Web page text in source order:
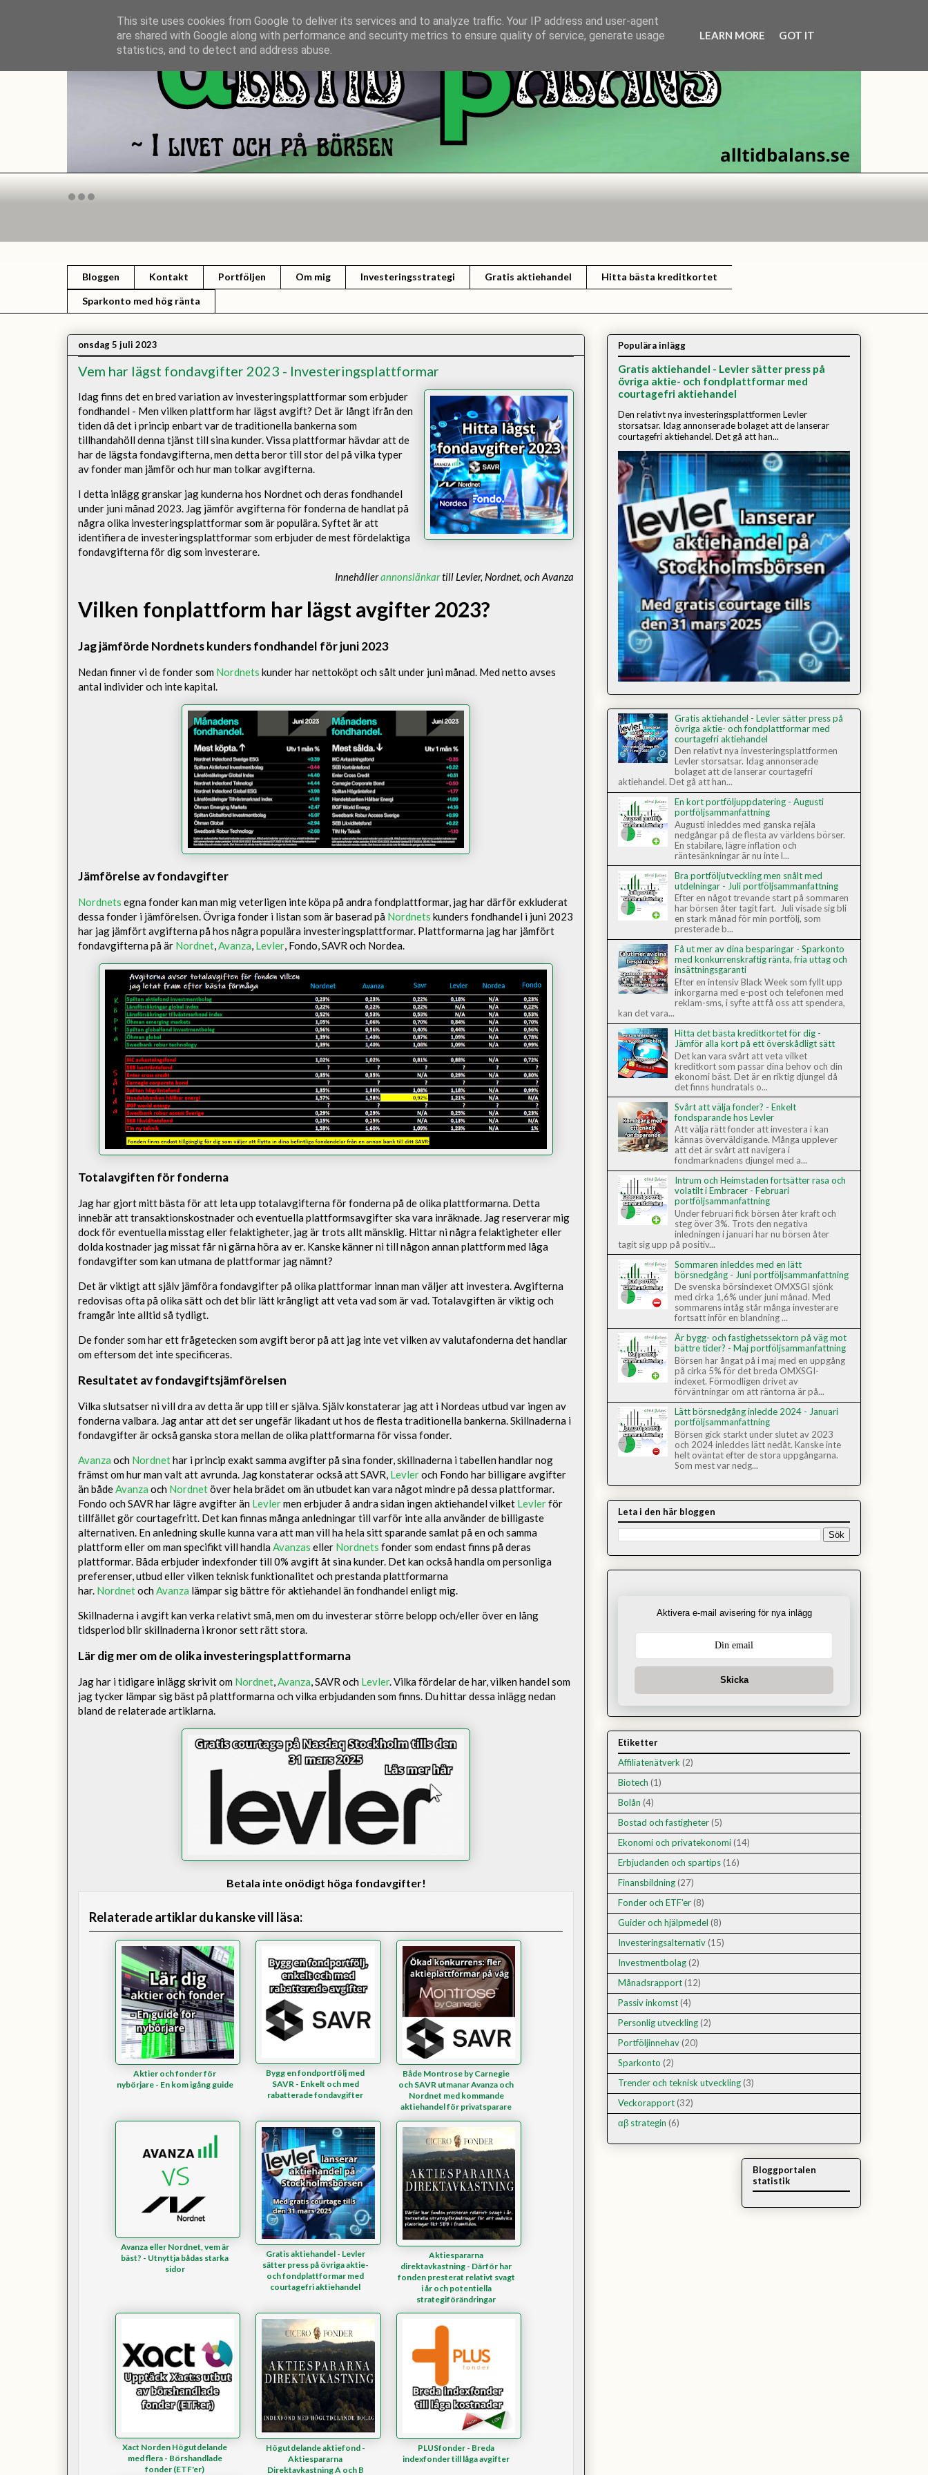
Bloggen Kontakt Portföljen Om mig Investeringsstrategi Gratis aktiehandel Hitta bästa kreditkortet
Sparkonto med hög ränta
onsdag 5 juli 2023
Vem har lägst fondavgifter 2023 - Investeringsplattformar
Idag finns det en bred variation av investeringsplattformar som erbjuder
fondhandel - Men vilken plattform har lägst avgift? Det är långt ifrån den
tiden då det i princip enbart var de traditionella bankerna som
tillhandahöll denna tjänst till sina kunder. Vissa plattformar hävdar att de
har de lägsta fondavgifterna, men detta beror till stor del på vilka typer
av fonder man jämför och hur man tolkar avgifterna.
I detta inlägg granskar jag kunderna hos Nordnet och deras fondhandel
under juni månad 2023. Jag jämför avgifterna för fonderna de handlat på
några olika investeringsplattformar som är populära. Syftet är att
identifiera de investeringsplattformar som erbjuder de mest fördelaktiga
fondavgifterna för dig som investerare.
Innehållerannonslänkartill Levler, Nordnet, och Avanza
Vilken fonplattform har lägst avgifter 2023?
Jag jämförde Nordnets kunders fondhandel för juni 2023
Nedan finner vi de fonder som Nordnets kunder har nettoköpt och sålt under juni månad. Med netto avses
antal individer och inte kapital.
Jämförelse av fondavgifter
Nordnets egna fonder kan man mig veterligen inte köpa på andra fondplattformar, jag har därför exkluderat
dessa fonder i jämförelsen. Övriga fonder i listan som är baserad på Nordnets kunders fondhandel i juni 2023
har jag jämfört avgifterna på hos några populära investeringsplattformar. Plattformarna jag har jämfört
fondavgifterna på är Nordnet Avanza Levler , Fondo, SAVR och Nordea.
Totalavgiften för fonderna
Jag har gjort mitt bästa för att leta upp totalavgifterna för fonderna på de olika plattformarna. Detta
innebär att transaktionskostnader och eventuella plattformsavgifter ska vara inräknade. Jag reserverar mig
dock för eventuella misstag eller felaktigheter, jag är trots allt mänsklig. Hittar ni några felaktigheter eller
dolda kostnader jag missat får ni gärna höra av er. Kanske känner ni till någon annan plattform med låga
fondavgifter som kan utmana de plattformar jag nämnt?
Det är viktigt att själv jämföra fondavgifter på olika plattformar innan man väljer att investera. Avgifterna
redovisas ofta på olika sätt och det blir lätt krångligt att veta vad som är vad. Totalavgiften är viktig och
framgår inte alltid så tydligt.
De fonder som har ett frågetecken som avgift beror på att jag inte vet vilken av valutafonderna det handlar
om eftersom det inte specificeras.
Resultatet av fondavgiftsjämförelsen
Vilka slutsatser ni vill dra av detta är upp till er själva. Själv konstaterar jag att i Nordeas utbud var ingen av
fonderna valbara. Jag antar att det ser ungefär likadant ut hos de flesta traditionella bankerna. Skillnaderna i
fondavgifter är också ganska stora mellan de olika plattformarna för vissa fonder.
Avanza och Nordnethar i princip exakt samma avgifter på sina fonder, skillnaderna i tabellen handlar nog
främst om hur man valt att avrunda. Jag konstaterar också att SAVR Levleroch Fondo har billigare avgifter
än både Avanza och Nordnetöver hela brädet om än utbudet kan vara något mindre på dessa plattformar.
Fondo och SAVR har lägre avgifter än Levlermen erbjuder å andra sidan ingen aktiehandel vilket Levlerför
tillfället gör courtagefritt. Det kan finnas många anledningar till varför inte alla använder de billigaste
alternativen. En anledning skulle kunna vara att man vill ha hela sitt sparande samlat på en och samma
plattform eller om man specifikt vill handla Avanzas eller Nordnets fonder som endast finns på deras
plattformar. Båda erbjuder indexfonder till 0% avgift åt sina kunder. Det kan också handla om personliga
preferenser, utbud eller vilken teknisk funktionalitet och prestanda plattformarna
har. Nordnetoch Avanza lämpar sig bättre för aktiehandel än fondhandel enligt mig.
Skillnaderna i avgift kan verka relativt små, men om du investerar större belopp och/eller över en lång
tidsperiod blir skillnaderna i kronor sett rätt stora.
Lär dig mer om de olika investeringsplattformarna
Jag har i tidigare inlägg skrivit om Nordnet Avanza , SAVR och Levler. Vilka fördelar de har, vilken handel som
jag tycker lämpar sig bäst på plattformarna och vilka erbjudanden som finns. Du hittar dessa inlägg nedan
bland de relaterade artiklarna.
Betala inte onödigt höga fondavgifter!
Relaterade artiklar du kanske vill läsa:
Aktier och fonder för
nybörjare - En kom igång guide
Bygg en fondportfölj med
SAVR - Enkelt och med
rabatterade fondavgifter
Både Montrose by Carnegie
och SAVR utmanar Avanza och
Nordnet med kommande
aktiehandel för privatsparare
Avanza eller Nordnet, vem är
bäst? - Utnyttja bådas starka
sidor
Gratis aktiehandel - Levler
sätter press på övriga aktie-
och fondplattformar med
courtagefri aktiehandel
Aktiespararna
direktavkastning - Därför har
fonden presterat relativt svagt
i år och potentiella
strategiförändringar
Xact Norden Högutdelande
med flera - Börshandlade
fonder (ETF'er)
Högutdelande aktiefond -
Aktiespararna
Direktavkastning A och B
PLUSfonder - Breda
indexfonder till låga avgifter
Populära inlägg
Gratis aktiehandel - Levler sätter press på
övriga aktie- och fondplattformar med
courtagefri aktiehandel
Den relativt nya investeringsplattformen Levler
storsatsar. Idag annonserade bolaget att de lanserar
courtagefri aktiehandel. Det gå att han...
Gratis aktiehandel - Levler sätter press på
övriga aktie- och fondplattformar med
courtagefri aktiehandel
Den relativt nya investeringsplattformen
Levler storsatsar. Idag annonserade
bolaget att de lanserar courtagefri
aktiehandel. Det gå att han...
En kort portföljuppdatering - Augusti
portföljsammanfattning
Augusti inleddes med ganska rejäla
nedgångar på de flesta av världens börser.
En stabilare, lägre inflation och
räntesänkningar är nu inte l...
Bra portföljutveckling men snålt med
utdelningar - Juli portföljsammanfattning
Efter en något trevande start på sommaren
har börsen åter tagit fart. Juli visade sig bli
en stark månad för min portfölj, som
presterade b...
Få ut mer av dina besparingar - Sparkonto
med konkurrenskraftig ränta, fria uttag och
insättningsgaranti
Efter en intensiv Black Week som fyllt upp
inkorgarna med e-post och telefonen med
reklam-sms, i syfte att få oss att spendera,
kan det vara...
Hitta det bästa kreditkortet för dig -
Jämför alla kort på ett överskådligt sätt
Det kan vara svårt att veta vilket
kreditkort som passar dina behov och din
ekonomi bäst. Det är en riktig djungel då
det finns hundratals o...
Svårt att välja fonder? - Enkelt
fondsparande hos Levler
Att välja rätt fonder att investera i kan
kännas överväldigande. Många upplever
att det är svårt att navigera i
fondmarknadens djungel med a...
Intrum och Heimstaden fortsätter rasa och
volatilt i Embracer - Februari
portföljsammanfattning
Under februari fick börsen åter kraft och
steg över 3%. Trots den negativa
inledningen i januari har nu börsen åter
tagit sig upp på positiv...
Sommaren inleddes med en lätt
börsnedgång - Juni portföljsammanfattning
De svenska börsindexet OMXSGI sjönk
med cirka 1,6% under juni månad. Med
sommarens intåg står många investerare
fortsatt inför en blandning ...
Är bygg- och fastighetssektorn på väg mot
bättre tider? - Maj portföljsammanfattning
Börsen har ångat på i maj med en uppgång
på cirka 5% för det breda OMXSGI-
indexet. Förmodligen drivet av
förväntningar om att räntorna är på...
Lätt börsnedgång inledde 2024 - Januari
portföljsammanfattning
Börsen gick starkt under slutet av 2023
och 2024 inleddes lätt nedåt. Kanske inte
helt oväntat efter de stora uppgångarna.
Som mest var nedg...
Leta i den här bloggen
Aktivera e-mail avisering för nya inlägg
Skicka
Etiketter
Affiliatenätverk (2)
Biotech (1)
Bolån (4)
Bostad och fastigheter (5)
Ekonomi och privatekonomi (14)
Erbjudanden och spartips (16)
Finansbildning (27)
Fonder och ETF'er (8)
Guider och hjälpmedel (8)
Investeringsalternativ (15)
Investmentbolag (2)
Månadsrapport (12)
Passiv inkomst (4)
Personlig utveckling (2)
Portföljinnehav (20)
Sparkonto (2)
Trender och teknisk utveckling (3)
Veckorapport (32)
αβ strategin (6)
Bloggportalen
statistik
This site uses cookies from Google to deliver its services and to analyze traffic. Your IP address and user-agent
are shared with Google along with performance and security metrics to ensure quality of service, generate usage
statistics, and to detect and address abuse.
LEARN MORE GOT IT